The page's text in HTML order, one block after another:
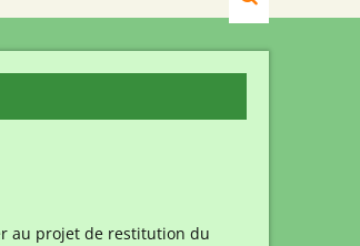
au projet de restitution du